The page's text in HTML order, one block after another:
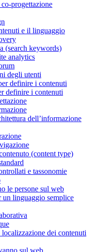
progettazione
e il linguaggio
(search keywords)
analytics
degli utenti
definire i contenuti
definire i contenuti
dell’informazione
(content type)
e tassonomie
le persone sul web
un linguaggio semplice
dei contenuti
sul web